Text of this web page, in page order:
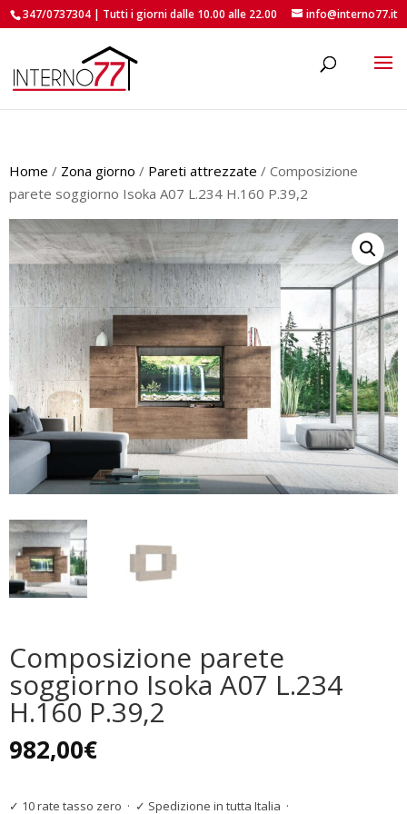
347/0737304 | Tutti i giorni dalle 10.00 alle 22.00 info@interno77.it
Home / Zona giorno / Pareti attrezzate / Composizione
parete soggiorno Isoka A07 L.234 H.160 P.39,2
Composizione parete
soggiorno Isoka A07 L.234
H.160 P.39,2
982,00€
✓ 10 rate tasso zero · ✓ Spedizione in tutta Italia ·